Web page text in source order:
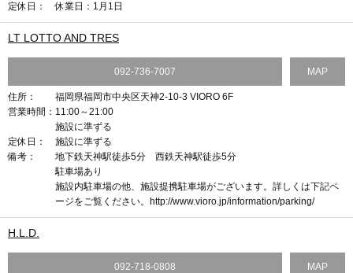
定休日：
休業日：1月1日
LT LOTTO AND TRES
092-736-7007 MAP
住所：
福岡県福岡市中央区天神2-10-3 VIORO 6F
営業時間： 11:00～21:00
施設に準ずる
定休日：
施設に準ずる
備考：
地下鉄天神駅徒歩5分 西鉄天神駅徒歩5分
駐車場あり
施設内駐車場の他、施設提携駐車場がございます。詳しくは下記ペ
ージをご覧ください。http://www.vioro.jp/information/parking/
H.L.D.
092-718-0808 MAP